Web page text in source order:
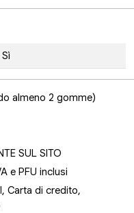
Sì
almeno 2 gomme)
SUL SITO
e PFU inclusi
Carta di credito,